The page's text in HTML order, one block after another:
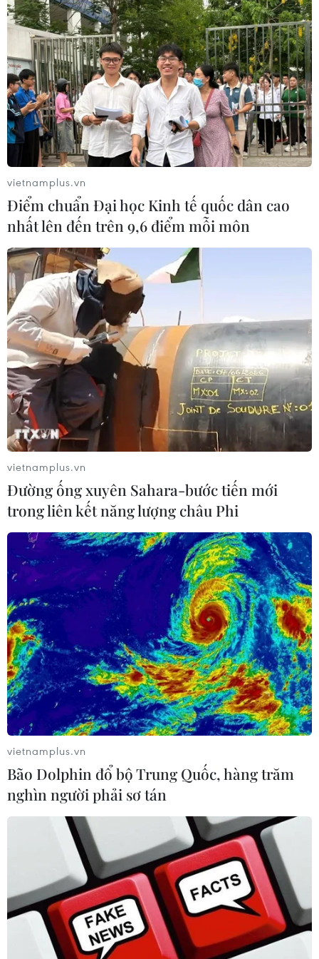
vietnamplus.vn
Điểm chuẩn Đại học Kinh tế quốc dân cao
nhất lên đến trên 9,6 điểm mỗi môn
vietnamplus.vn
Đường ống xuyên Sahara-bước tiến mới
trong liên kết năng lượng châu Phi
vietnamplus.vn
Bão Dolphin đổ bộ Trung Quốc, hàng trăm
nghìn người phải sơ tán